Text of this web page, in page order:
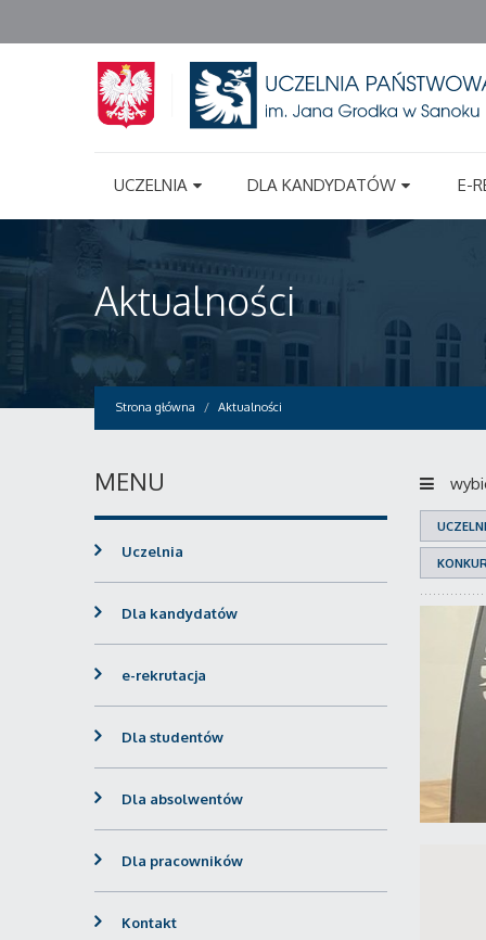
UCZELNIA DLA KANDYDATÓW E-
Aktualności
Strona główna Aktualności
MENU
Uczelnia
Dla kandydatów
e-rekrutacja
Dla studentów
Dla absolwentów
Dla pracowników
Kontakt